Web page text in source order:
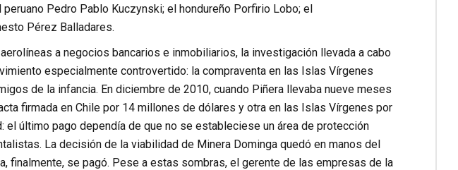
peruano Pedro Pablo Kuczynski; el hondureño Porfirio Lobo; el
Pérez Balladares.
a negocios bancarios e inmobiliarios, la investigación llevada a cabo
especialmente controvertido: la compraventa en las Islas Vírgenes
de la infancia. En diciembre de 2010, cuando Piñera llevaba nueve meses
firmada en Chile por 14 millones de dólares y otra en las Islas Vírgenes por
último pago dependía de que no se estableciese un área de protección
La decisión de la viabilidad de Minera Dominga quedó en manos del
finalmente, se pagó. Pese a estas sombras, el gerente de las empresas de la